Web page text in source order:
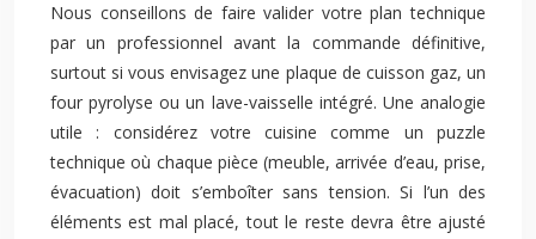
Nous conseillons de faire valider votre plan technique
par un professionnel avant la commande définitive,
surtout si vous envisagez une plaque de cuisson gaz, un
four pyrolyse ou un lave-vaisselle intégré. Une analogie
utile : considérez votre cuisine comme un puzzle
technique où chaque pièce (meuble, arrivée d’eau, prise,
évacuation) doit s’emboîter sans tension. Si l’un des
éléments est mal placé, tout le reste devra être ajusté